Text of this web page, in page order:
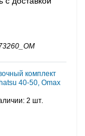
комплект
40-50, Omax
2 шт.